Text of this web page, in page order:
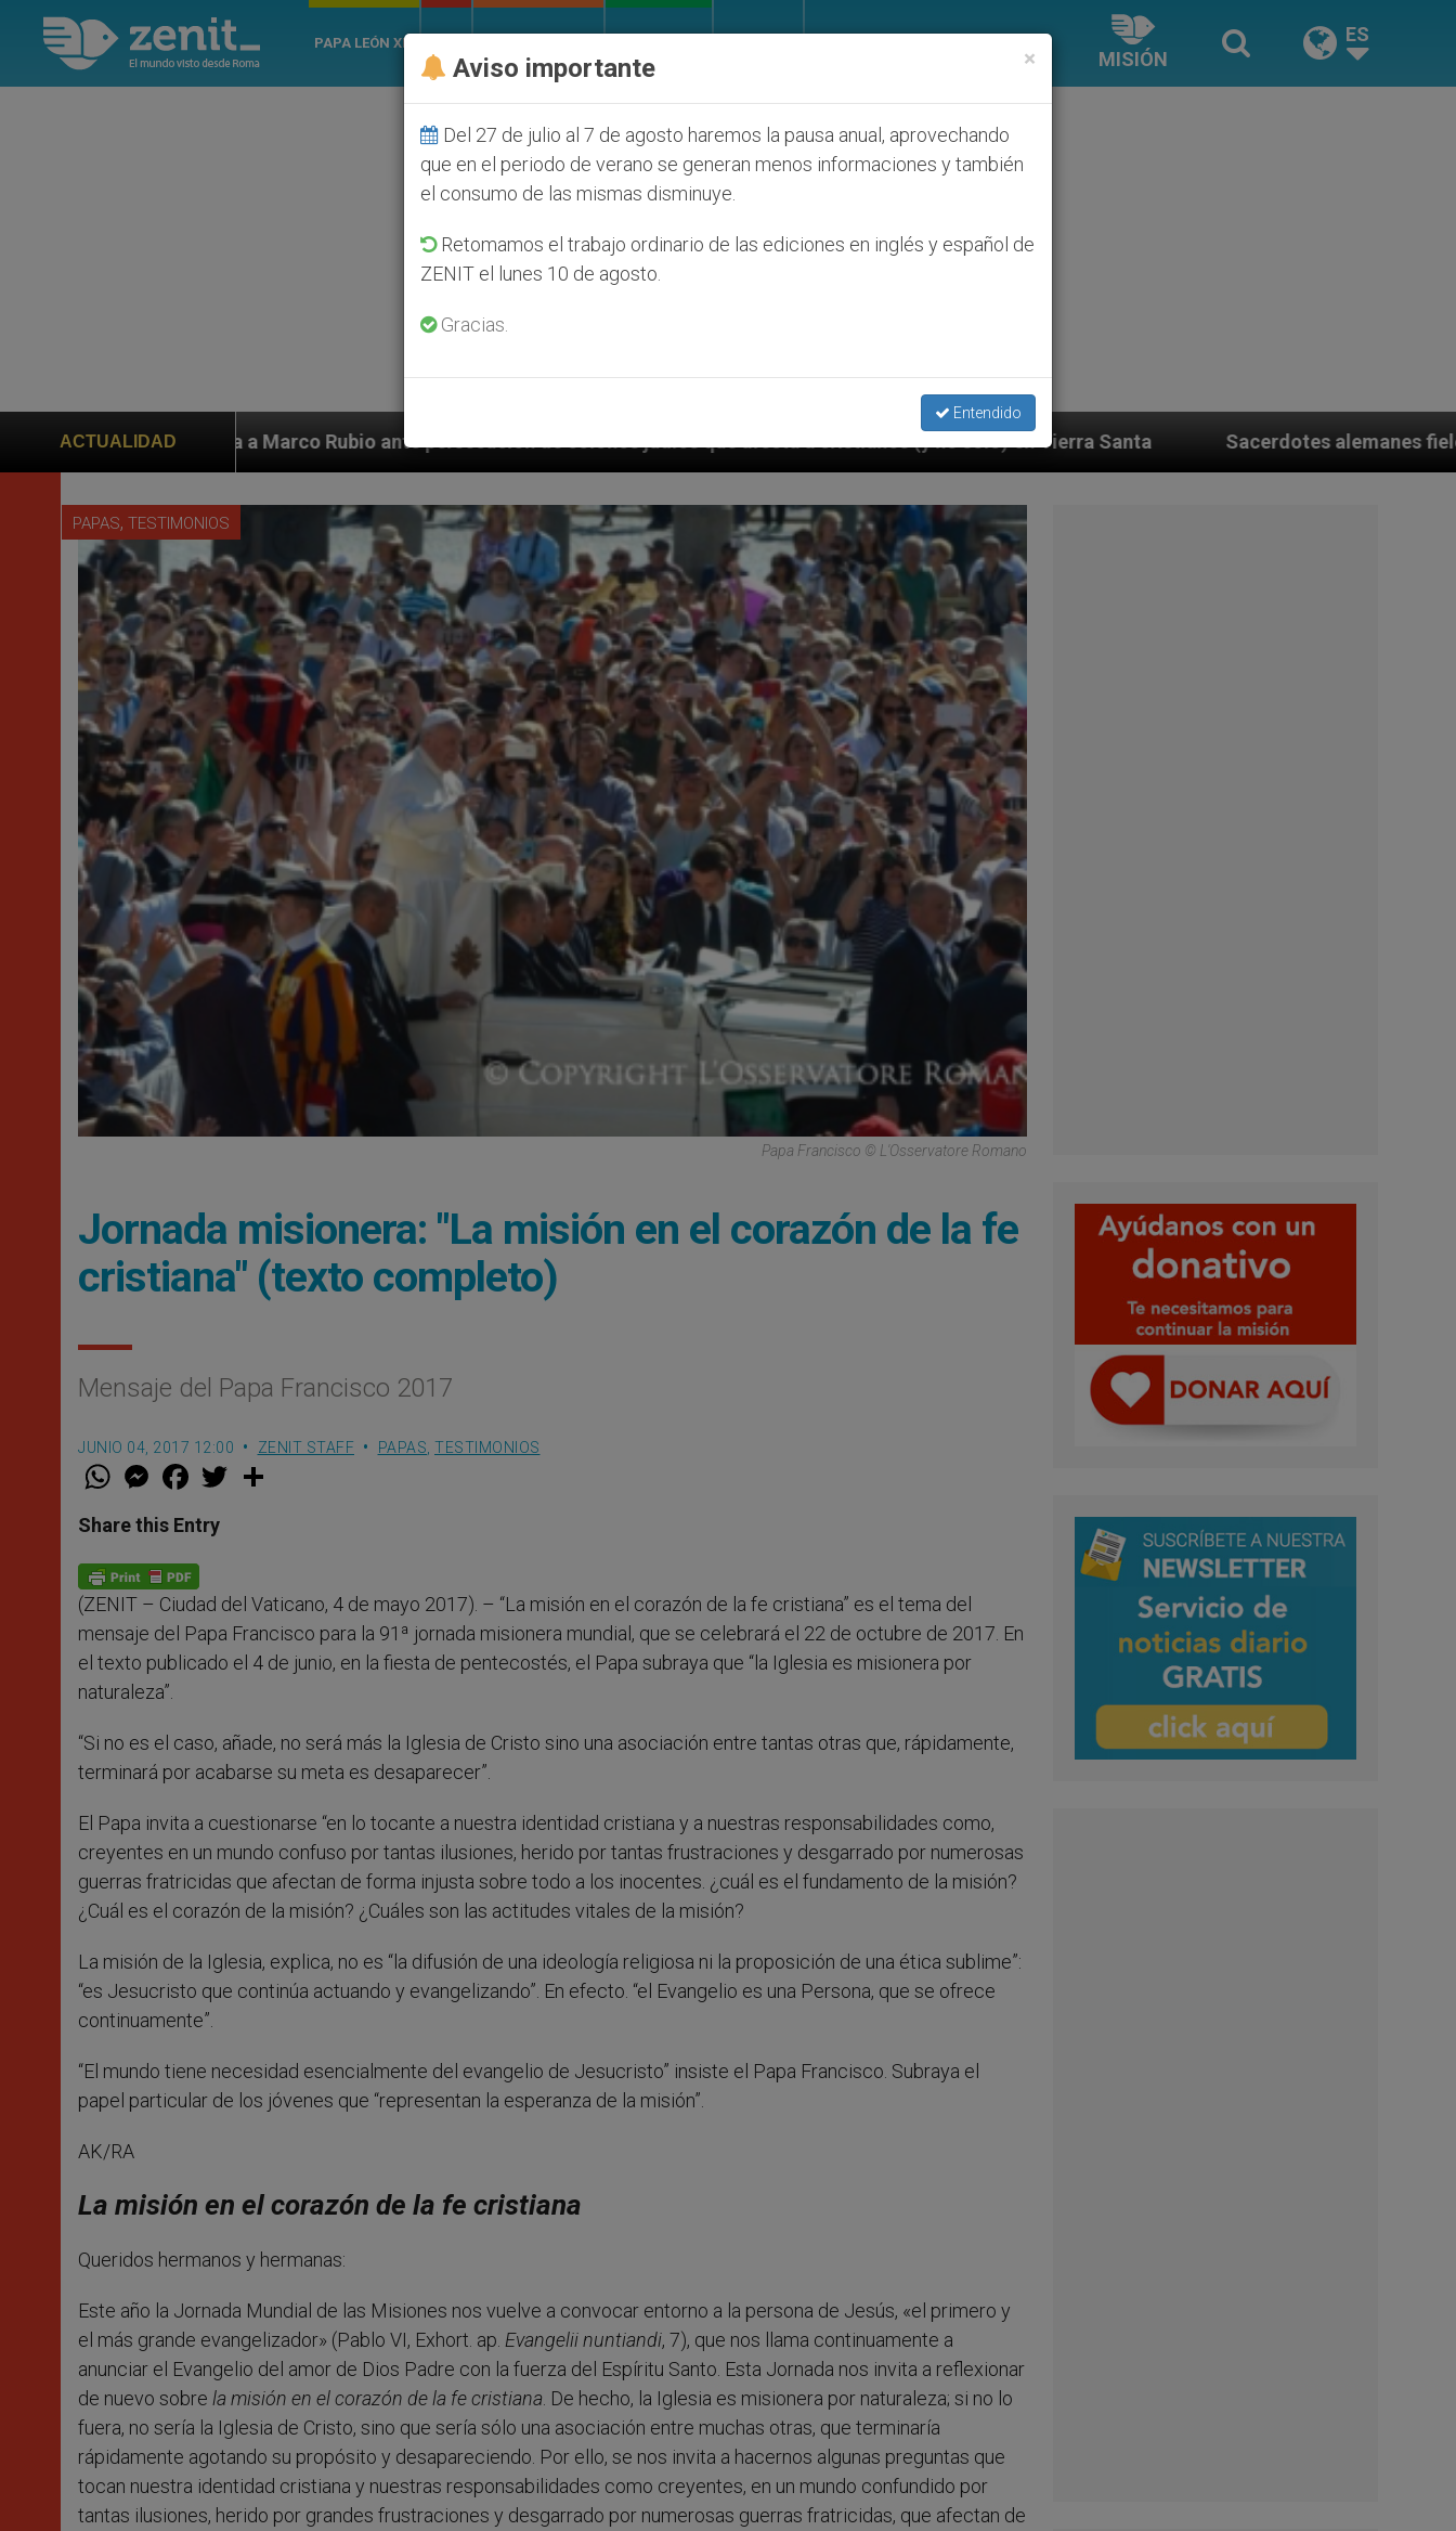
PAPA LEÓN XIV
MISIÓN
ES
ACTUALIDAD
a Marco Rubio ante persecución de colonos judíos que afecta a cristianos (y no sólo) en Tierra Santa Sacerdotes alemanes fieles al Papa contestan a
PAPAS, TESTIMONIOS
Papa Francisco © L'Osservatore Romano
Jornada misionera: "La misión en el corazón de la fe
cristiana" (texto completo)
Mensaje del Papa Francisco 2017
JUNIO 04, 2017 12:00 ZENIT STAFF PAPAS TESTIMONIOS
W
t
s
p
p
M
e
s
e
g
e
F
a
e
b
o
k
w
Share this Entry
(ZENIT – Ciudad del Vaticano, 4 de mayo 2017). – “La misión en el corazón de la fe cristiana” es el tema del
mensaje del Papa Francisco para la 91ª jornada misionera mundial, que se celebrará el 22 de octubre de 2017. En
el texto publicado el 4 de junio, en la fiesta de pentecostés, el Papa subraya que “la Iglesia es misionera por
naturaleza”.
“Si no es el caso, añade, no será más la Iglesia de Cristo sino una asociación entre tantas otras que, rápidamente,
terminará por acabarse su meta es desaparecer”.
El Papa invita a cuestionarse “en lo tocante a nuestra identidad cristiana y a nuestras responsabilidades como,
creyentes en un mundo confuso por tantas ilusiones, herido por tantas frustraciones y desgarrado por numerosas
guerras fratricidas que afectan de forma injusta sobre todo a los inocentes. ¿cuál es el fundamento de la misión?
¿Cuál es el corazón de la misión? ¿Cuáles son las actitudes vitales de la misión?
La misión de la Iglesia, explica, no es “la difusión de una ideología religiosa ni la proposición de una ética sublime”:
“es Jesucristo que continúa actuando y evangelizando”. En efecto. “el Evangelio es una Persona, que se ofrece
continuamente”.
“El mundo tiene necesidad esencialmente del evangelio de Jesucristo” insiste el Papa Francisco. Subraya el
papel particular de los jóvenes que “representan la esperanza de la misión”.
AK/RA
La misión en el corazón de la fe cristiana
Queridos hermanos y hermanas:
Este año la Jornada Mundial de las Misiones nos vuelve a convocar entorno a la persona de Jesús, «el primero y
el más grande evangelizador» (Pablo VI, Exhort. ap. Evangelii nuntiandi, 7), que nos llama continuamente a
anunciar el Evangelio del amor de Dios Padre con la fuerza del Espíritu Santo. Esta Jornada nos invita a reflexionar
de nuevo sobre la misión en el corazón de la fe cristiana . De hecho, la Iglesia es misionera por naturaleza; si no lo
fuera, no sería la Iglesia de Cristo, sino que sería sólo una asociación entre muchas otras, que terminaría
rápidamente agotando su propósito y desapareciendo. Por ello, se nos invita a hacernos algunas preguntas que
tocan nuestra identidad cristiana y nuestras responsabilidades como creyentes, en un mundo confundido por
tantas ilusiones, herido por grandes frustraciones y desgarrado por numerosas guerras fratricidas, que afectan de
×
Aviso importante
Del 27 de julio al 7 de agosto haremos la pausa anual, aprovechando
que en el periodo de verano se generan menos informaciones y también
el consumo de las mismas disminuye.
Retomamos el trabajo ordinario de las ediciones en inglés y español de
ZENIT el lunes 10 de agosto.
Gracias.
Entendido